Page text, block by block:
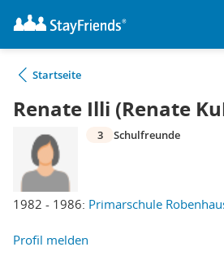
Startseite
Renate Illi (Renate
1982 - 1986: Primarschule
3 Schulfreunde
Profil melden